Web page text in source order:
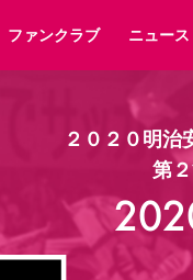
アカデミー
ハナサカプレー
法人シーズンシート 福
ム
観戦マナー&ルール
セレッソアイデアちょうだい
ファンクラブ
姻届・出生届・命名書
ニュース
パートナー スポーツ
２０２０明治
第